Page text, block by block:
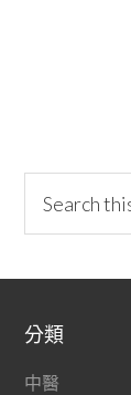
分類
中醫